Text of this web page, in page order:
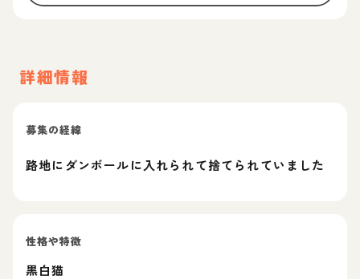
詳細情報
募集の経緯
路地にダンボールに入れられて捨てられていました
性格や特徴
黒白猫